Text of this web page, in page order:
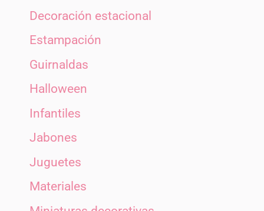
Decoración estacional
Estampación
Guirnaldas
Halloween
Infantiles
Jabones
Juguetes
Materiales